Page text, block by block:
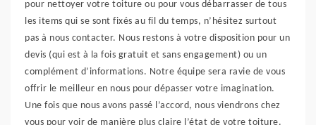
pour nettoyer votre toiture ou pour vous débarrasser de tous
les items qui se sont fixés au fil du temps, n’hésitez surtout
pas à nous contacter. Nous restons à votre disposition pour un
devis (qui est à la fois gratuit et sans engagement) ou un
complément d’informations. Notre équipe sera ravie de vous
offrir le meilleur en nous pour dépasser votre imagination.
Une fois que nous avons passé l’accord, nous viendrons chez
vous pour voir de manière plus claire l’état de votre toiture.